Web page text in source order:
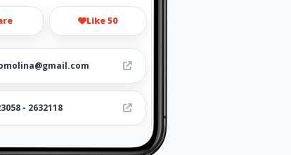
Like 50
- 2632118